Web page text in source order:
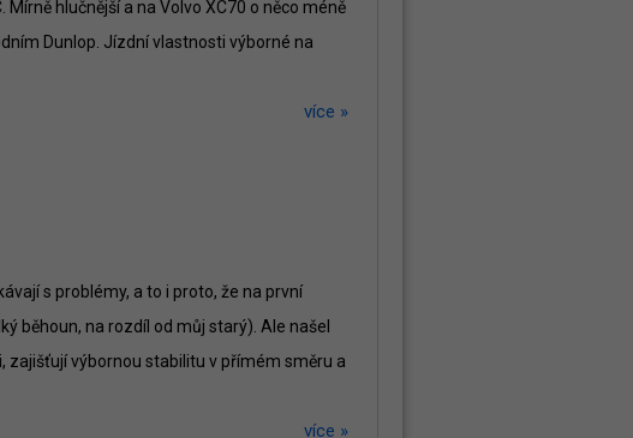
hlučnější a na Volvo XC70 o něco méně
Dunlop. Jízdní vlastnosti výborné na
více »
s problémy, a to i proto, že na první
běhoun, na rozdíl od můj starý). Ale našel
zajišťují výbornou stabilitu v přímém směru a
více »